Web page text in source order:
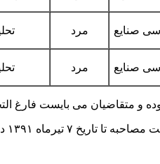
صنایع مرد
صنایع مرد
و متقاضیان می بایست فارغ
های ۶۶۴۳۱۰۸۱ و ۶۶۵۷۲۴۶۰ تماس حاصل فرمایند.